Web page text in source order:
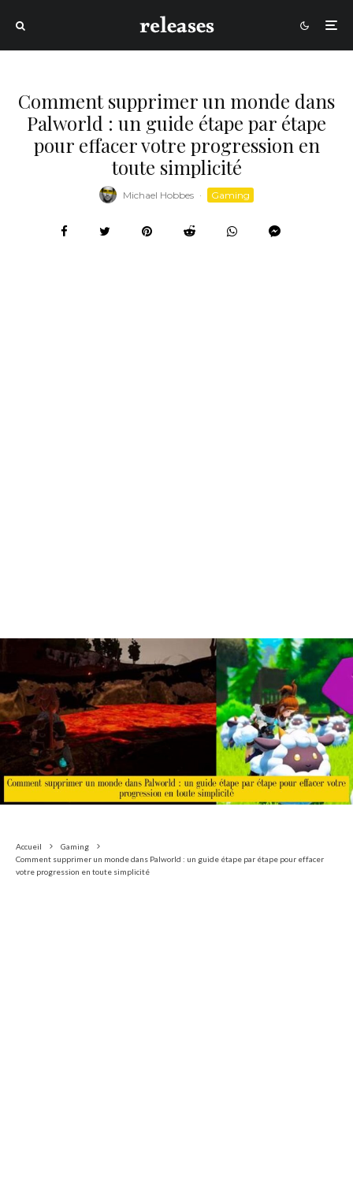
Comment supprimer un monde dans
Palworld : un guide étape par étape
pour effacer votre progression en
toute simplicité
Michael Hobbes · Gaming
Accueil
Gaming
Comment supprimer un monde dans Palworld : un guide étape par étape pour effacer
votre progression en toute simplicité